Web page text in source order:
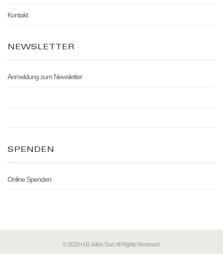
Kontakt
NEWSLETTER
Anmeldung zum Newsletter
SPENDEN
Online Spenden
© 2026 H.B. Wien Süd. All Rights Reserved.